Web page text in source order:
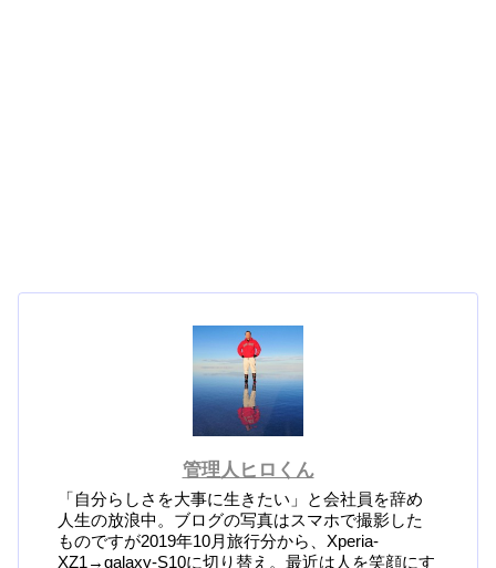
管理人ヒロくん
「自分らしさを大事に生きたい」と会社員を辞め
人生の放浪中。ブログの写真はスマホで撮影した
ものですが2019年10月旅行分から、Xperia-
XZ1→galaxy-S10に切り替え。最近は人を笑顔にす